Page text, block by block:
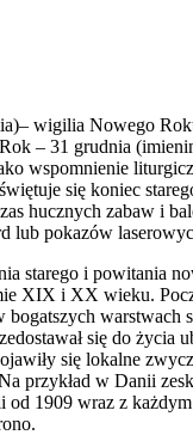
wigilia Nowego
– 31 grudnia
wspomnienie
się koniec
hucznych zabaw i
lub pokazów
starego i powitania
XIX i XX wieku.
warstwach
się do życia
się lokalne
przykład w Danii
od 1909 wraz z